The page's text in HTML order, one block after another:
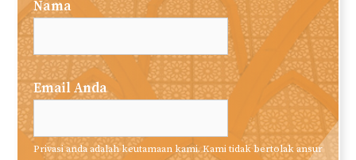
Nama
Email Anda
Privasi anda adalah keutamaan kami. Kami tidak bertolak ansur